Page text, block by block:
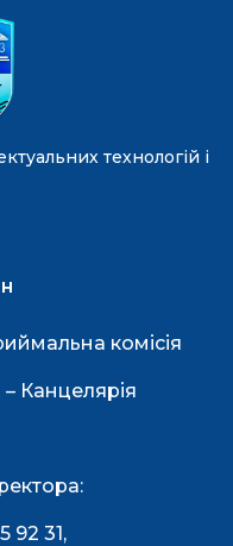
технологій і
комісія
Канцелярія
92 31,